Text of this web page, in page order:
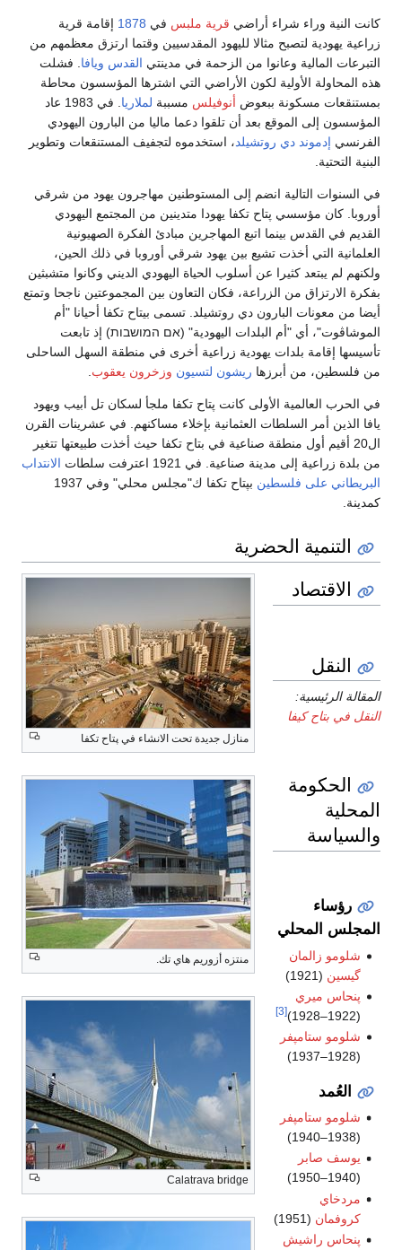
كانت النية وراء شراء أراضي قرية ملبس في 1878 إقامة قرية
زراعية يهودية لتصبح مثالا لليهود المقدسيين وقتما ارتزق معظمهم من
التبرعات المالية وعانوا من الزحمة في مدينتي القدس ويافا. فشلت
هذه المحاولة الأولية لكون الأراضي التي اشترها المؤسسون محاطة
بمستنقعات مسكونة ببعوض أنوفيلس مسببة لملاريا
. في 1983 عاد
المؤسسون إلى الموقع بعد أن تلقوا دعما ماليا من البارون اليهودي
الفرنسي إدموند دي روتشيلد، استخدموه لتجفيف المستنقعات وتطوير
البنية التحتية.
في السنوات التالية انضم إلى المستوطنين مهاجرون يهود من شرقي
أوروبا. كان مؤسسي پتاح تكفا يهودا متدينين من المجتمع اليهودي
القديم في القدس بينما اتبع المهاجرين مبادئ الفكرة الصهيونية
العلمانية التي أخذت تشيع بين يهود شرقي أوروبا في ذلك الحين،
ولكنهم لم يبتعد كثيرا عن أسلوب الحياة اليهودي الديني وكانوا متشبثين
بفكرة الارتزاق من الزراعة، فكان التعاون بين المجموعتين ناجحا وتمتع
أيضا من معونات البارون دي روتشيلد. تسمى بيتاح تكفا أحيانا "أم
الموشاڤوت"، أي "أم البلدات اليهودية" (אם המושבות) إذ تابعت
تأسيسها إقامة بلدات يهودية زراعية أخرى في منطقة السهل الساحلى
من فلسطين، من أبرزها ريشون لتسيون وزخرون يعقوب.
في الحرب العالمية الأولى كانت پتاح تكفا ملجأ لسكان تل أبيب ويهود
يافا الذين أمر السلطات العثمانية بإخلاء مساكنهم. في عشرينات القرن
ال20 أقيم أول منطقة صناعية في بتاح تكفا حيث أخذت طبيعتها تتغير
من بلدة زراعية إلى مدينة صناعية. في 1921 اعترفت سلطات
الانتداب
البريطاني على فلسطين
بپتاح تكفا ك"مجلس محلي" وفي 1937
كمدينة.
التنمية الحضرية
منازل جديدة تحت الانشاء في پتاح تكفا
الاقتصاد
منتزه أزوريم هاي تك.
النقل
المقالة الرئيسية:
النقل في بتاح كيفا
Calatrava bridge
الحكومة
المحلية
والسياسة
رؤساء
المجلس المحلي
شلومو زالمان
گيسين (1921)
پنحاس ميري
(1922–1928)
[3]
شلومو ستامپفر
(1928–1937)
العُمد
شلومو ستامپفر
(1938–1940)
يوسف صابر
(1940–1950)
مردخاي
كروفمان (1951)
پنحاس راشيش